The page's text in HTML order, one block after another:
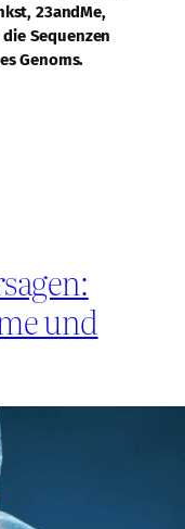
23andMe,
Sequenzen
Genoms.
und